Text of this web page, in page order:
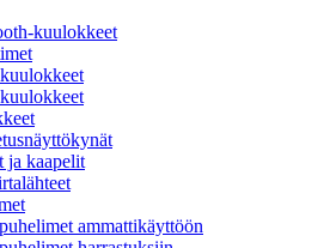
kuulokkeet
ja kaapelit
ammattikäyttöön